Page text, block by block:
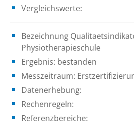
Vergleichswerte:
Bezeichnung
Physiotherapieschule
Ergebnis: bestanden
Messzeitraum:
Datenerhebung:
Rechenregeln:
Referenzbereiche: